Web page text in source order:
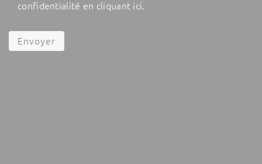
confidentialité en cliquant ici.
Envoyer